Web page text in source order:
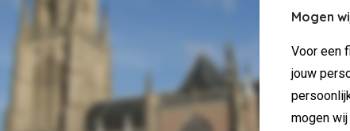
Mogen
Voor een
jouw
mogen